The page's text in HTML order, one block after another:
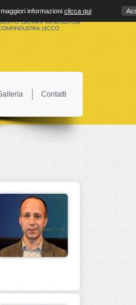
Contatti
informazioni clicca qui